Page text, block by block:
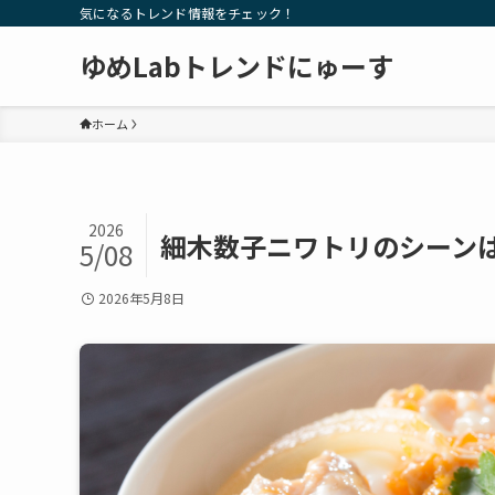
気になるトレンド情報をチェック！
ゆめLabトレンドにゅーす
ホーム
細木数子ニワトリのシーン
2026
5/08
2026年5月8日